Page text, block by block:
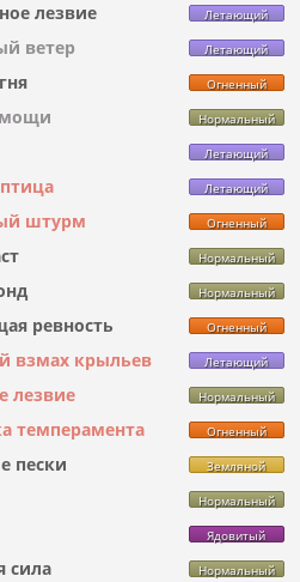
лезвие Летающий
ветер Летающий
Огненный
Нормальный
Летающий
Летающий
штурм Огненный
Нормальный
Нормальный
ревность Огненный
взмах крыльев Летающий
лезвие Нормальный
темперамента Огненный
пески Земляной
Нормальный
Ядовитый
сила Нормальный